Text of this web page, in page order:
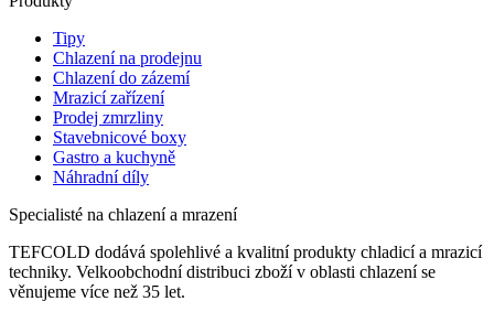
Tipy
Chlazení na prodejnu
Chlazení do zázemí
Mrazicí zařízení
Prodej zmrzliny
Stavebnicové boxy
Gastro a kuchyně
Náhradní díly
Specialisté na chlazení a mrazení
TEFCOLD dodává spolehlivé a kvalitní produkty chladicí a mrazicí
techniky. Velkoobchodní distribuci zboží v oblasti chlazení se
věnujeme více než 35 let.